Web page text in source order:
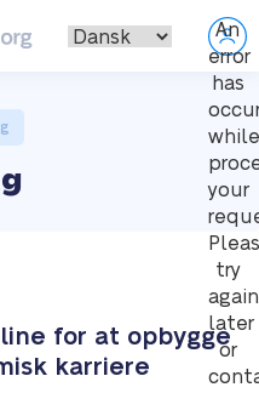
An
error
has
while
your
try
again
later
or
for at opbygge
karriere